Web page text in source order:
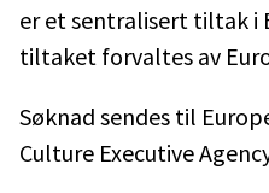
er et sentralisert tiltak i
tiltaket forvaltes av
Søknad sendes til
Culture Executive